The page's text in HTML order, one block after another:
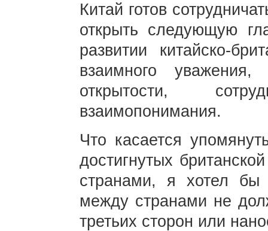
Китай готов
открыть следующую
развитии китайско-
взаимного уважения,
открытости,
взаимопонимания.
Что касается
достигнутых
странами, я хотел бы
между странами не
третьих сторон или